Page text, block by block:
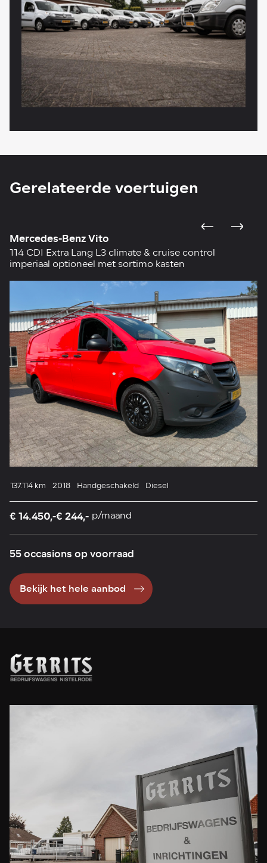
Gerelateerde voertuigen
Mercedes-Benz Vito
114 CDI Extra Lang L3 climate & cruise control
imperiaal optioneel met sortimo kasten
137.114 km 2018 Handgeschakeld Diesel
€ 14.450,-€ 244,- p/maand
€
55 occasions op voorraad
Bekijk het hele aanbod